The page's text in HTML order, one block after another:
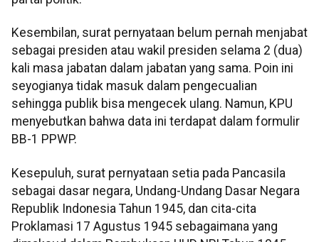
Kesembilan, surat pernyataan belum pernah menjabat
sebagai presiden atau wakil presiden selama 2 (dua)
kali masa jabatan dalam jabatan yang sama. Poin ini
seyogianya tidak masuk dalam pengecualian
sehingga publik bisa mengecek ulang. Namun, KPU
menyebutkan bahwa data ini terdapat dalam formulir
BB-1 PPWP.
Kesepuluh, surat pernyataan setia pada Pancasila
sebagai dasar negara, Undang-Undang Dasar Negara
Republik Indonesia Tahun 1945, dan cita-cita
Proklamasi 17 Agustus 1945 sebagaimana yang